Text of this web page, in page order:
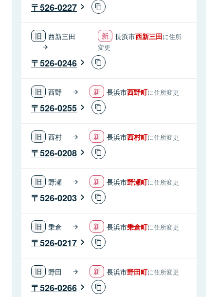
526-0227
西新三田 長浜市西新三田に住所
変更
526-0246
西野 長浜市西野町に住所変更
526-0255
西村 長浜市西村町に住所変更
526-0208
野瀬 長浜市野瀬町に住所変更
526-0203
乗倉 長浜市乗倉町に住所変更
526-0217
野田 長浜市野田町に住所変更
526-0266